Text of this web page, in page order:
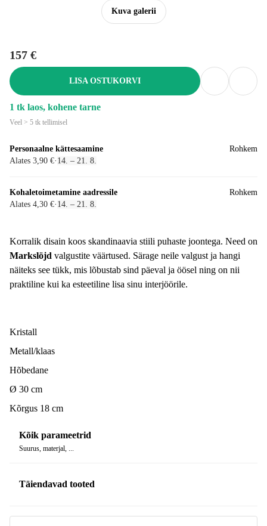
Kuva galerii
157 €
LISA OSTUKORVI
1 tk laos, kohene tarne
Veel > 5 tk tellimisel
Personaalne kättesaamine
Alates 3,90 €· 14. – 21. 8.
Rohkem
Kohaletoimetamine aadressile
Alates 4,30 €· 14. – 21. 8.
Rohkem
Korralik disain koos skandinaavia stiili puhaste joontega. Need on
Markslöjd valgustite väärtused. Särage neile valgust ja hangi
näiteks see tükk, mis lõbustab sind päeval ja öösel ning on nii
praktiline kui ka esteetiline lisa sinu interjöörile.
Kristall
Metall/klaas
Hõbedane
Ø 30 cm
Kõrgus 18 cm
Kõik parameetrid
Suurus, materjal, ...
Täiendavad tooted